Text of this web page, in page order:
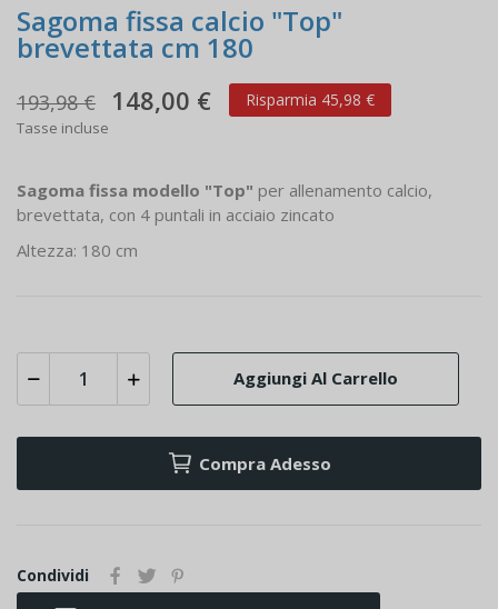
Sagoma fissa calcio "Top"
brevettata cm 180
193,98 € 148,00 € Risparmia 45,98 €
Tasse incluse
Sagoma fissa modello "Top" per allenamento calcio,
brevettata, con 4 puntali in acciaio zincato
Altezza: 180 cm
Aggiungi Al Carrello
Compra Adesso
Condividi